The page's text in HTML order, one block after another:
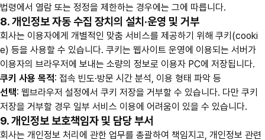
법령에서 열람 또는 정정을 제한하는 경우에는 그에 따릅니다.
8. 개인정보 자동 수집 장치의 설치·운영 및 거부
회사는 이용자에게 개별적인 맞춤 서비스를 제공하기 위해 쿠키(cooki
e) 등을 사용할 수 있습니다. 쿠키는 웹사이트 운영에 이용되는 서버가
이용자의 브라우저에 보내는 소량의 정보로 이용자 PC에 저장됩니다.
쿠키 사용 목적: 접속 빈도·방문 시간 분석, 이용 형태 파악 등
선택: 웹브라우저 설정에서 쿠키 저장을 거부할 수 있습니다. 다만 쿠키
저장을 거부할 경우 일부 서비스 이용에 어려움이 있을 수 있습니다.
9. 개인정보 보호책임자 및 담당 부서
회사는 개인정보 처리에 관한 업무를 총괄하여 책임지고, 개인정보 관련